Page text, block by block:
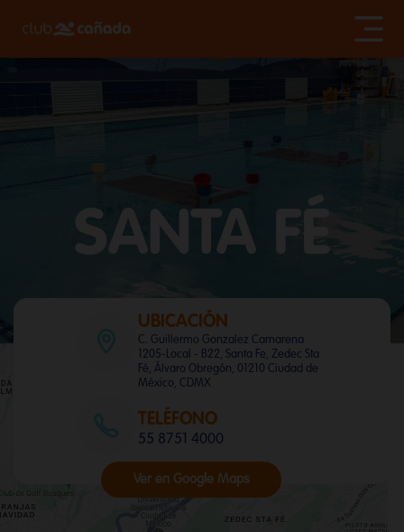
SANTA FÉ
UBICACIÓN
C. Guillermo Gonzalez Camarena
1205-Local - B22, Santa Fe, Zedec Sta
Fé, Álvaro Obregón, 01210 Ciudad de
México, CDMX
TELÉFONO
55 8751 4000
Ver en Google Maps